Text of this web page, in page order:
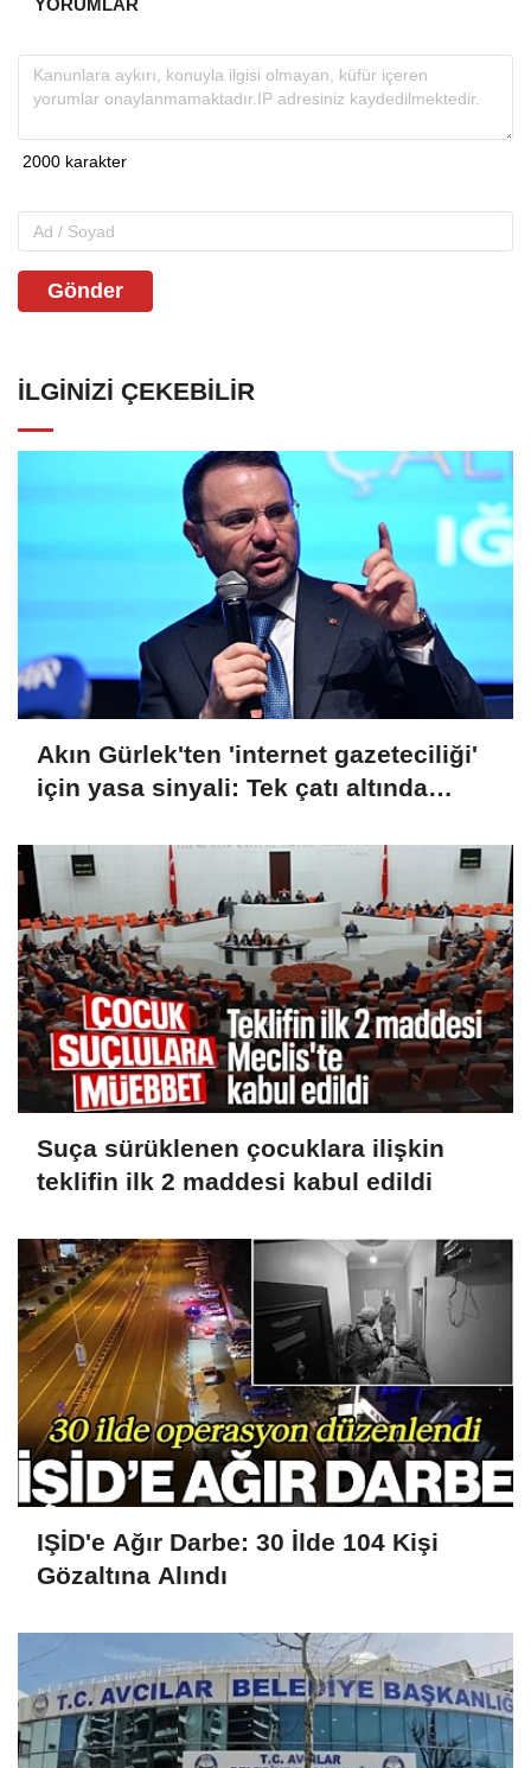
YORUMLAR
Gönder
İLGINIZI ÇEKEBILIR
Akın Gürlek'ten 'internet gazeteciliği'
için yasa sinyali: Tek çatı altında
Suça sürüklenen çocuklara ilişkin
teklifin ilk 2 maddesi kabul edildi
IŞİD'e Ağır Darbe: 30 İlde 104 Kişi
Gözaltına Alındı